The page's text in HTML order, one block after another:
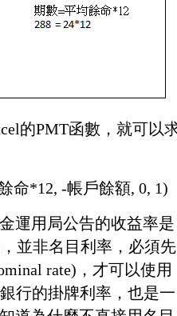
的PMT函數，就可以
命*12, -帳戶餘額, 0, 1)
運用局公告的收益率是
並非名目利率，必須先
rate)，才可以使用
行的掛牌利率，也是一